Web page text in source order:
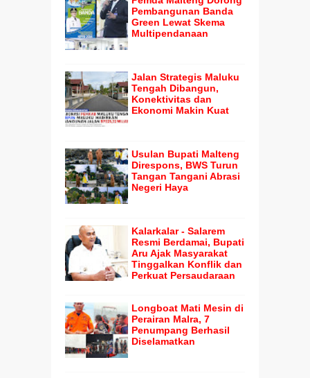
Pembangunan Banda
Green Lewat Skema
Multipendanaan
Jalan Strategis Maluku
Tengah Dibangun,
Konektivitas dan
Ekonomi Makin Kuat
Usulan Bupati Malteng
Direspons, BWS Turun
Tangan Tangani Abrasi
Negeri Haya
Kalarkalar - Salarem
Resmi Berdamai, Bupati
Aru Ajak Masyarakat
Tinggalkan Konflik dan
Perkuat Persaudaraan
Longboat Mati Mesin di
Perairan Malra, 7
Penumpang Berhasil
Diselamatkan